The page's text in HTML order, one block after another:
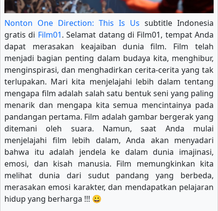
Nonton One Direction: This Is Us subtitle Indonesia
gratis di Film01. Selamat datang di Film01, tempat Anda
dapat merasakan keajaiban dunia film. Film telah
menjadi bagian penting dalam budaya kita, menghibur,
menginspirasi, dan menghadirkan cerita-cerita yang tak
terlupakan. Mari kita menjelajahi lebih dalam tentang
mengapa film adalah salah satu bentuk seni yang paling
menarik dan mengapa kita semua mencintainya pada
pandangan pertama. Film adalah gambar bergerak yang
ditemani oleh suara. Namun, saat Anda mulai
menjelajahi film lebih dalam, Anda akan menyadari
bahwa itu adalah jendela ke dalam dunia imajinasi,
emosi, dan kisah manusia. Film memungkinkan kita
melihat dunia dari sudut pandang yang berbeda,
merasakan emosi karakter, dan mendapatkan pelajaran
hidup yang berharga !!! 😀